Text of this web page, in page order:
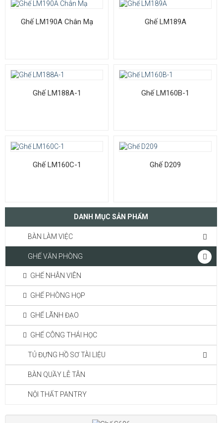
Ghế LM190A Chân Mạ Ghế LM189A
Ghế LM188A-1 Ghế LM160B-1
Ghế LM160C-1 Ghế D209
DANH MỤC SẢN PHẨM
BÀN LÀM VIỆC
GHẾ VĂN PHÒNG
GHẾ NHÂN VIÊN
GHẾ PHÒNG HỌP
GHẾ LÃNH ĐẠO
GHẾ CÔNG THÁI HỌC
TỦ ĐỰNG HỒ SƠ TÀI LIỆU
BÀN QUẦY LỄ TÂN
NỘI THẤT PANTRY